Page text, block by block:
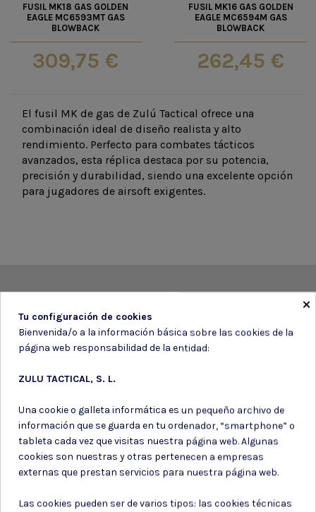
FUSIL MK18 GAS GOLDEN
EAGLE MC6593MT GAS
BLOWBACK
309,75 €
FUSIL MK16 GAS GOLDEN
EAGLE MC6594M GAS
BLOWBACK
262,45 €
El fusil MK de gas de Zulú Tactical ofrece una
combinación ideal de diseño realista y alto
rendimiento. Perfecto para combates tácticos
avanzados, esta réplica destaca por su potencia,
precisión y durabilidad, siendo una excelente opción
para jugadores de airsoft exigentes.
Suscríbete a nuestro boletín
Puede darse de baja en cualquier momento. Para ello, consulte nuestra
Consiento el uso de mis datos para los fines indicados en la
Política de privacidad
Consiento el uso de mis datos personales para recibir publicidad
de su entidad.
×
Tu configuración de cookies
Bienvenida/o a la información básica sobre las cookies de la
página web responsabilidad de la entidad:
ZULU TACTICAL, S. L.
Una cookie o galleta informática es un pequeño archivo de
información que se guarda en tu ordenador, “smartphone” o
tableta cada vez que visitas nuestra página web. Algunas
cookies son nuestras y otras pertenecen a empresas
externas que prestan servicios para nuestra página web.
Las cookies pueden ser de varios tipos: las cookies técnicas